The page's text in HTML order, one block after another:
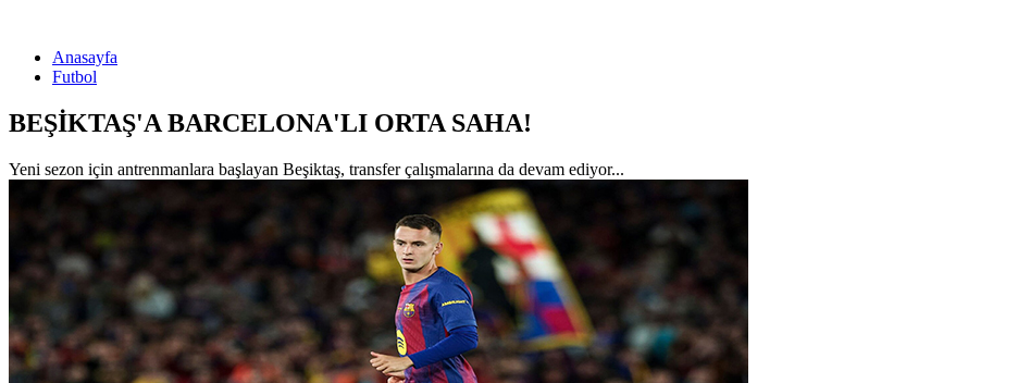
Anasayfa
Futbol
BEŞİKTAŞ'A BARCELONA'LI ORTA SAHA!
Yeni sezon için antrenmanlara başlayan Beşiktaş, transfer çalışmalarına da devam ediyor...